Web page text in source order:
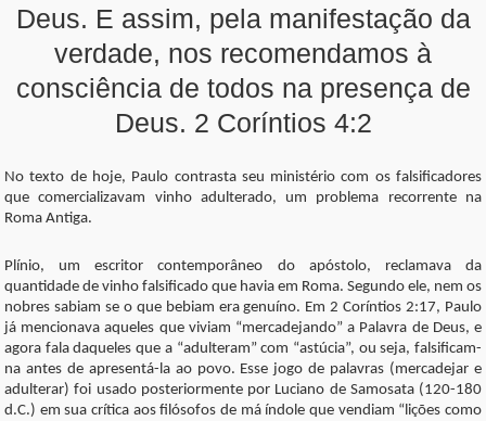
Deus. E assim, pela manifestação da
verdade, nos recomendamos à
consciência de todos na presença de
Deus. 2 Coríntios 4:2
No texto de hoje, Paulo contrasta seu ministério com os falsificadores
que comercializavam vinho adulterado, um problema recorrente na
Roma Antiga.
Plínio, um escritor contemporâneo do apóstolo, reclamava da
quantidade de vinho falsificado que havia em Roma. Segundo ele, nem os
nobres sabiam se o que bebiam era genuíno. Em 2 Coríntios 2:17, Paulo
já mencionava aqueles que viviam “mercadejando” a Palavra de Deus, e
agora fala daqueles que a “adulteram” com “astúcia”, ou seja, falsificam-
na antes de apresentá-la ao povo. Esse jogo de palavras (mercadejar e
adulterar) foi usado posteriormente por Luciano de Samosata (120-180
d.C.) em sua crítica aos filósofos de má índole que vendiam “lições como